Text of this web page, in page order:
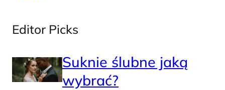
Editor Picks
Suknie ślubne jaką
wybrać?